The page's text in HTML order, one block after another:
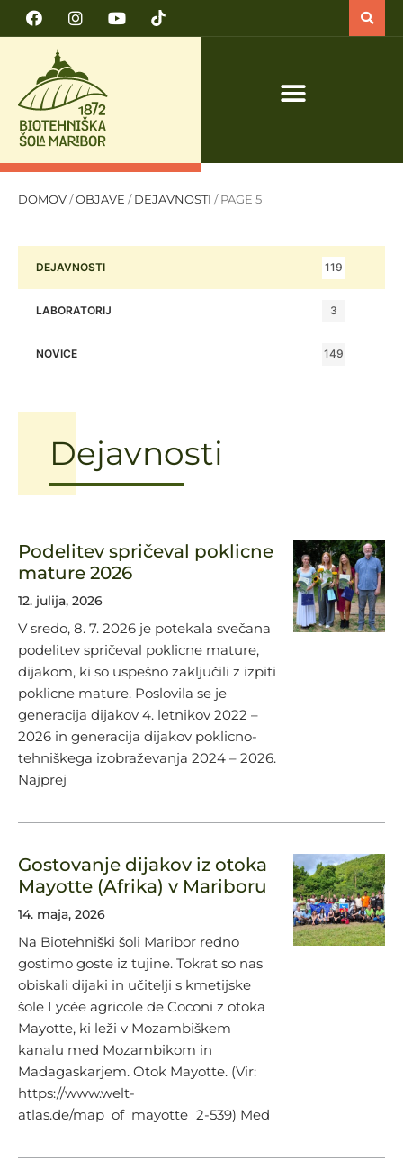
DOMOV /OBJAVE / DEJAVNOSTI / PAGE 5
DEJAVNOSTI 119
LABORATORIJ 3
NOVICE 149
Dejavnosti
Podelitev spričeval poklicne
mature 2026
12. julija, 2026
V sredo, 8. 7. 2026 je potekala svečana
podelitev spričeval poklicne mature,
dijakom, ki so uspešno zaključili z izpiti
poklicne mature. Poslovila se je
generacija dijakov 4. letnikov 2022 –
2026 in generacija dijakov poklicno-
tehniškega izobraževanja 2024 – 2026.
Najprej
Gostovanje dijakov iz otoka
Mayotte (Afrika) v Mariboru
14. maja, 2026
Na Biotehniški šoli Maribor redno
gostimo goste iz tujine. Tokrat so nas
obiskali dijaki in učitelji s kmetijske
šole Lycée agricole de Coconi z otoka
Mayotte, ki leži v Mozambiškem
kanalu med Mozambikom in
Madagaskarjem. Otok Mayotte. (Vir:
https://www.welt-
atlas.de/map_of_mayotte_2-539) Med